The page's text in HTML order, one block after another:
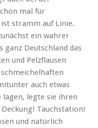
mal für
stramm auf Linie.
ein wahrer
Deutschland das
und Pelzflausen
auch etwas
legte sie ihren
Tauchstation!
und natürlich